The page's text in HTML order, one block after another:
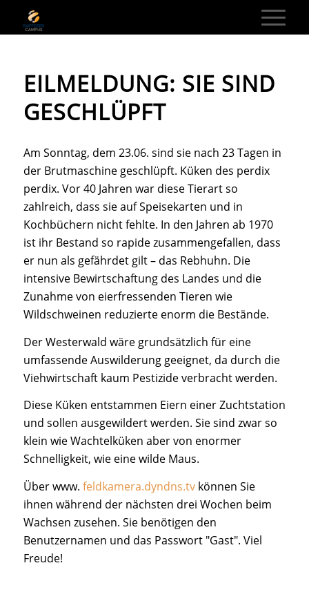
EILMELDUNG: SIE SIND
GESCHLÜPFT
Am Sonntag, dem 23.06. sind sie nach 23 Tagen in
der Brutmaschine geschlüpft. Küken des perdix
perdix. Vor 40 Jahren war diese Tierart so
zahlreich, dass sie auf Speisekarten und in
Kochbüchern nicht fehlte. In den Jahren ab 1970
ist ihr Bestand so rapide zusammengefallen, dass
er nun als gefährdet gilt – das Rebhuhn. Die
intensive Bewirtschaftung des Landes und die
Zunahme von eierfressenden Tieren wie
Wildschweinen reduzierte enorm die Bestände.
Der Westerwald wäre grundsätzlich für eine
umfassende Auswilderung geeignet, da durch die
Viehwirtschaft kaum Pestizide verbracht werden.
Diese Küken entstammen Eiern einer Zuchtstation
und sollen ausgewildert werden. Sie sind zwar so
klein wie Wachtelküken aber von enormer
Schnelligkeit, wie eine wilde Maus.
Über www. feldkamera.dyndns.tvkönnen Sie
ihnen während der nächsten drei Wochen beim
Wachsen zusehen. Sie benötigen den
Benutzernamen und das Passwort "Gast". Viel
Freude!